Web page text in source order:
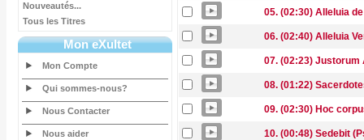
Nouveautés...
Tous les Titres
Mon eXultet
Mon Compte
Qui sommes-nous?
Nous Contacter
Nous aider
05. (02:30) Alleluia
06. (02:40) Alleluia
07. (02:23) Justorum
08. (01:22)
09. (02:30) Hoc
10. (00:48) Sedebit